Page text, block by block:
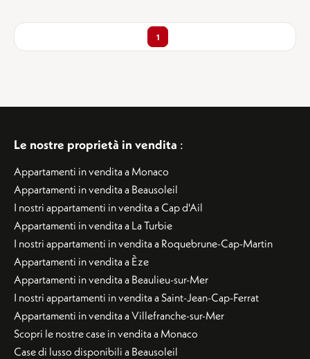
1
Le nostre proprietà in vendita :
Appartamenti in vendita a Monaco
Appartamenti in vendita a Beausoleil
I nostri appartamenti in vendita a Cap d'Ail
Appartamenti in vendita a La Turbie
I nostri appartamenti in vendita a Roquebrune-Cap-Martin
Appartamenti in vendita a Èze
Appartamenti in vendita a Beaulieu-sur-Mer
I nostri appartamenti in vendita a Saint-Jean-Cap-Ferrat
Appartamenti in vendita a Villefranche-sur-Mer
Scopri le nostre case in vendita a Monaco
Case di lusso disponibili a Beausoleil